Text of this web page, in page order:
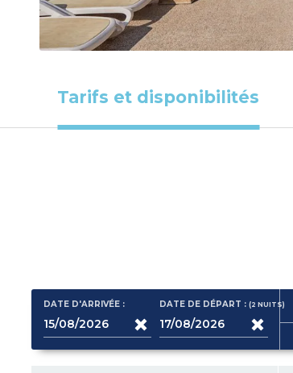
Tarifs et disponibilités
DATE D'ARRIVÉE : DATE DE DÉPART :(2NUITS)